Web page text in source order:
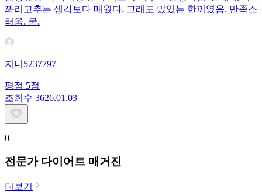
꽈리고추는 생각보다 매웠다. 그래도 맜있는 한끼였음. 만족스
러움. 굳.
지니5237797
평점 5점
조회수 3626.01.03
0
전문가 다이어트 매거진
더보기